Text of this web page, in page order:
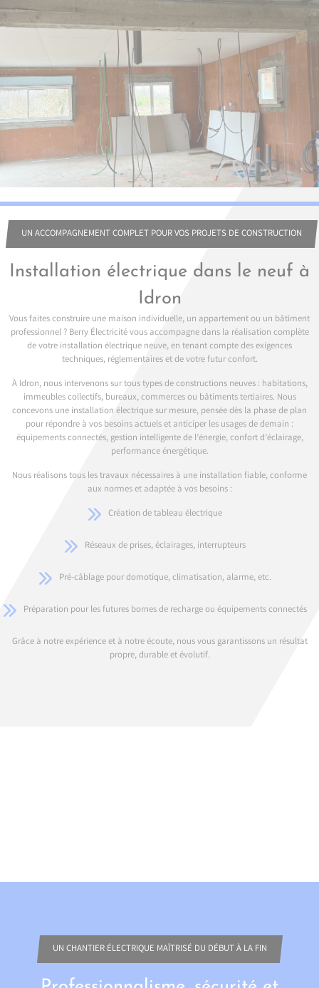
UN ACCOMPAGNEMENT COMPLET POUR VOS PROJETS DE CONSTRUCTION
Installation électrique dans le neuf à
Idron
Vous faites construire une maison individuelle, un appartement ou un bâtiment
professionnel ? Berry Électricité vous accompagne dans la réalisation complète
de votre installation électrique neuve, en tenant compte des exigences
techniques, réglementaires et de votre futur confort.
À Idron, nous intervenons sur tous types de constructions neuves : habitations,
immeubles collectifs, bureaux, commerces ou bâtiments tertiaires. Nous
concevons une installation électrique sur mesure, pensée dès la phase de plan
pour répondre à vos besoins actuels et anticiper les usages de demain :
équipements connectés, gestion intelligente de l’énergie, confort d’éclairage,
performance énergétique.
Nous réalisons tous les travaux nécessaires à une installation fiable, conforme
aux normes et adaptée à vos besoins :
Création de tableau électrique
Réseaux de prises, éclairages, interrupteurs
Pré-câblage pour domotique, climatisation, alarme, etc.
Préparation pour les futures bornes de recharge ou équipements connectés
Grâce à notre expérience et à notre écoute, nous vous garantissons un résultat
propre, durable et évolutif.
UN CHANTIER ÉLECTRIQUE MAÎTRISÉ DU DÉBUT À LA FIN